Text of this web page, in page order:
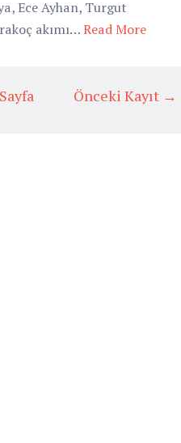
Ece Ayhan, Turgut
akımı…Read More
Önceki Kayıt →